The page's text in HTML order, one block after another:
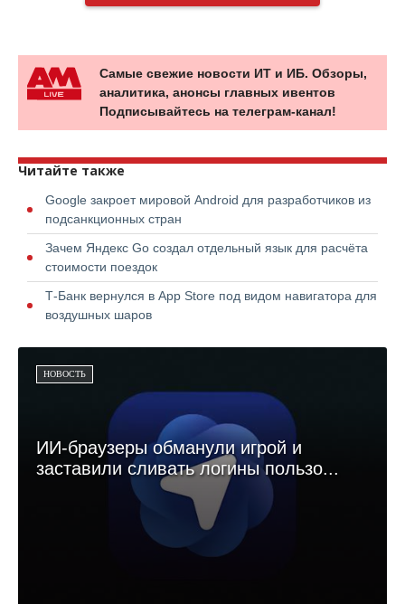
Самые свежие новости ИТ и ИБ. Обзоры,
аналитика, анонсы главных ивентов
Подписывайтесь на телеграм-канал!
Читайте также
Google закроет мировой Android для разработчиков из
подсанкционных стран
Зачем Яндекс Go создал отдельный язык для расчёта
стоимости поездок
Т-Банк вернулся в App Store под видом навигатора для
воздушных шаров
НОВОСТЬ
ИИ-браузеры обманули игрой и
заставили сливать логины пользо...